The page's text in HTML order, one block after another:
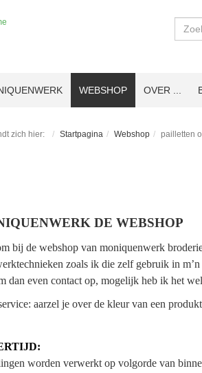
WEBSHOP OVER ...
zich hier: Startpagina Webshop pailletten
DE WEBSHOP
bij de webshop van moniquenwerk
zoals ik die zelf gebruik in
dan even contact op, mogelijk heb ik het
aarzel je over de kleur van een
worden verwerkt op volgorde van